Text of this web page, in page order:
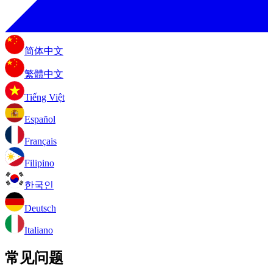
简体中文
繁體中文
Tiếng Việt
Español
Français
Filipino
한국인
Deutsch
Italiano
常见问题